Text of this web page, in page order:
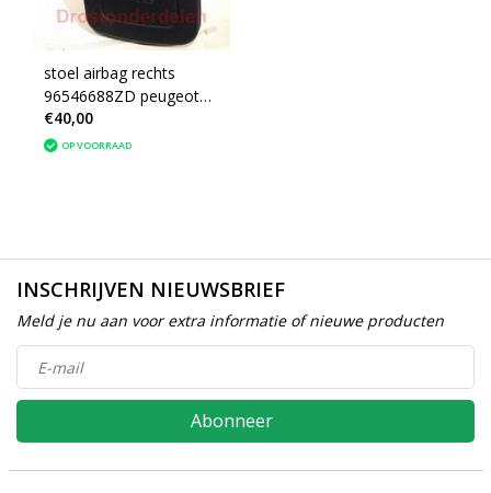
stoel airbag rechts
96546688ZD peugeot
207 (8216NG) zwart
€40,00
OP VOORRAAD
INSCHRIJVEN NIEUWSBRIEF
Meld je nu aan voor extra informatie of nieuwe producten
Abonneer